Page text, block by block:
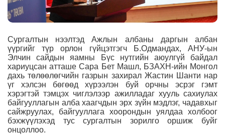
Сургалтын нээлтэд Ажлын албаны даргын албан
үүргийг түр орлон гүйцэтгэгч Б.Одмандах, АНУ-ын
Элчин сайдын яамны Бүс нутгийн аюулгүй байдал
хариуцсан атташе Сара Бет Машл, БЗАХН-ийн Монгол
дахь төлөөлөгчийн газрын захирал Жастин Шанти нар
үг хэлсэн бөгөөд хүрээлэн буй орчны эсрэг гэмт
хэрэгтэй тэмцэх чиглэлээр ажилладаг хууль сахиулах
байгууллагын алба хаагчдын эрх зүйн мэдлэг, чадавхыг
сайжруулах, байгууллага хоорондын уялдаа холбоог
бэхжүүлэхэд тус сургалтын зорилго оршиж буйг
онцоллоо.